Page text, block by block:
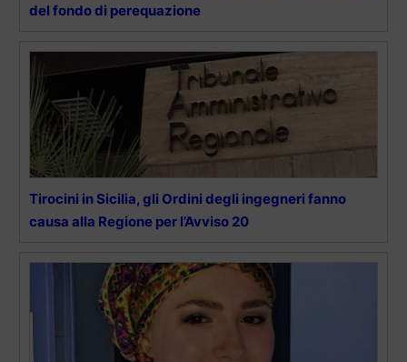
del fondo di perequazione
Tirocini in Sicilia, gli Ordini degli ingegneri fanno
causa alla Regione per l’Avviso 20